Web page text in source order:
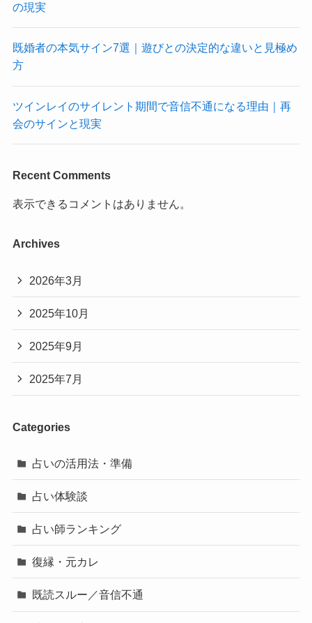
の現実
既婚者の本気サイン7選｜遊びとの決定的な違いと見極め
方
ツインレイのサイレント期間で音信不通になる理由｜再
会のサインと現実
Recent Comments
表示できるコメントはありません。
Archives
2026年3月
2025年10月
2025年9月
2025年7月
Categories
占いの活用法・準備
占い体験談
占い師ランキング
復縁・元カレ
既読スルー／音信不通